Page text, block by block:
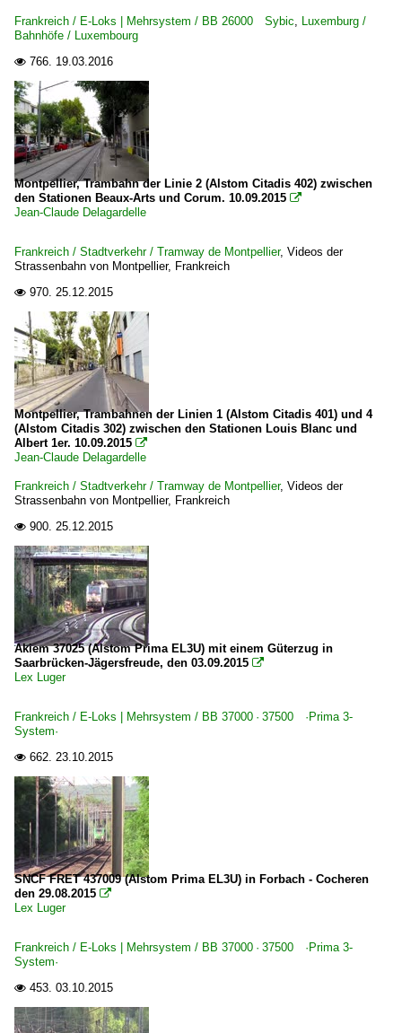
Frankreich / E-Loks | Mehrsystem / BB 26000 Sybic, Luxemburg /
Bahnhöfe / Luxembourg
 766. 19.03.2016
Montpellier, Trambahn der Linie 2 (Alstom Citadis 402) zwischen
den Stationen Beaux-Arts und Corum. 10.09.2015 
Jean-Claude Delagardelle
Frankreich / Stadtverkehr / Tramway de Montpellier, Videos der
Strassenbahn von Montpellier, Frankreich
 970. 25.12.2015
Montpellier, Trambahnen der Linien 1 (Alstom Citadis 401) und 4
(Alstom Citadis 302) zwischen den Stationen Louis Blanc und
Albert 1er. 10.09.2015 
Jean-Claude Delagardelle
Frankreich / Stadtverkehr / Tramway de Montpellier, Videos der
Strassenbahn von Montpellier, Frankreich
 900. 25.12.2015
Akiem 37025 (Alstom Prima EL3U) mit einem Güterzug in
Saarbrücken-Jägersfreude, den 03.09.2015 
Lex Luger
Frankreich / E-Loks | Mehrsystem / BB 37000 · 37500 ·Prima 3-
System·
 662. 23.10.2015
SNCF FRET 437009 (Alstom Prima EL3U) in Forbach - Cocheren
den 29.08.2015 
Lex Luger
Frankreich / E-Loks | Mehrsystem / BB 37000 · 37500 ·Prima 3-
System·
 453. 03.10.2015